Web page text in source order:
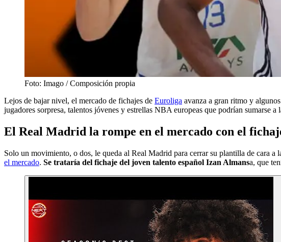
Foto: Imago / Composición propia
Lejos de bajar nivel, el mercado de fichajes de Euroliga avanza a gran ritmo y
jugadores sorpresa, talentos jóvenes y estrellas NBA europeas que podrían sumarse a
El Real Madrid la rompe en el mercado con el
Solo un movimiento, o dos, le queda al Real Madrid para cerrar su plantilla de cara
el mercado. Se trataría del fichaje del joven talento español Izan Almansa, que